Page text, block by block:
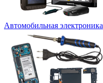
Автомобильная электроника